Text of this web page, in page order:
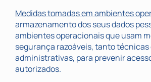
Medidas tomadas em ambientes
armazenamento dos seus dados
ambientes operacionais que usam
segurança razoáveis, tanto
administrativas, para prevenir
autorizados.